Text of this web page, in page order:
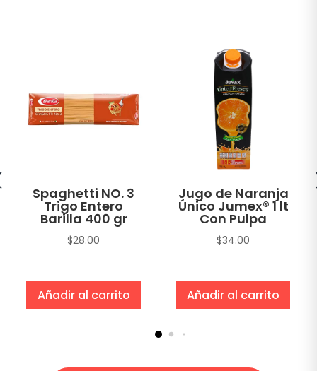
Spaghetti NO. 3
Trigo Entero
Barilla 400 gr
$28.00
Añadir al carrito
Jugo de Naranja
Único Jumex® 1 lt
Con Pulpa
$34.00
Añadir al carrito